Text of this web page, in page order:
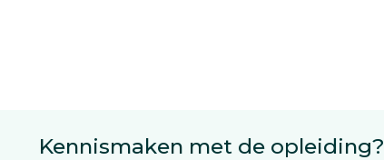
Kennismaken met de opleiding?